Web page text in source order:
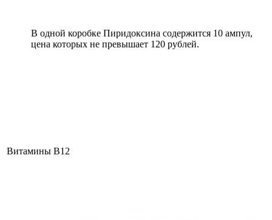
В одной коробке Пиридоксина содержится 10 ампул,
цена которых не превышает 120 рублей.
Витамины В12